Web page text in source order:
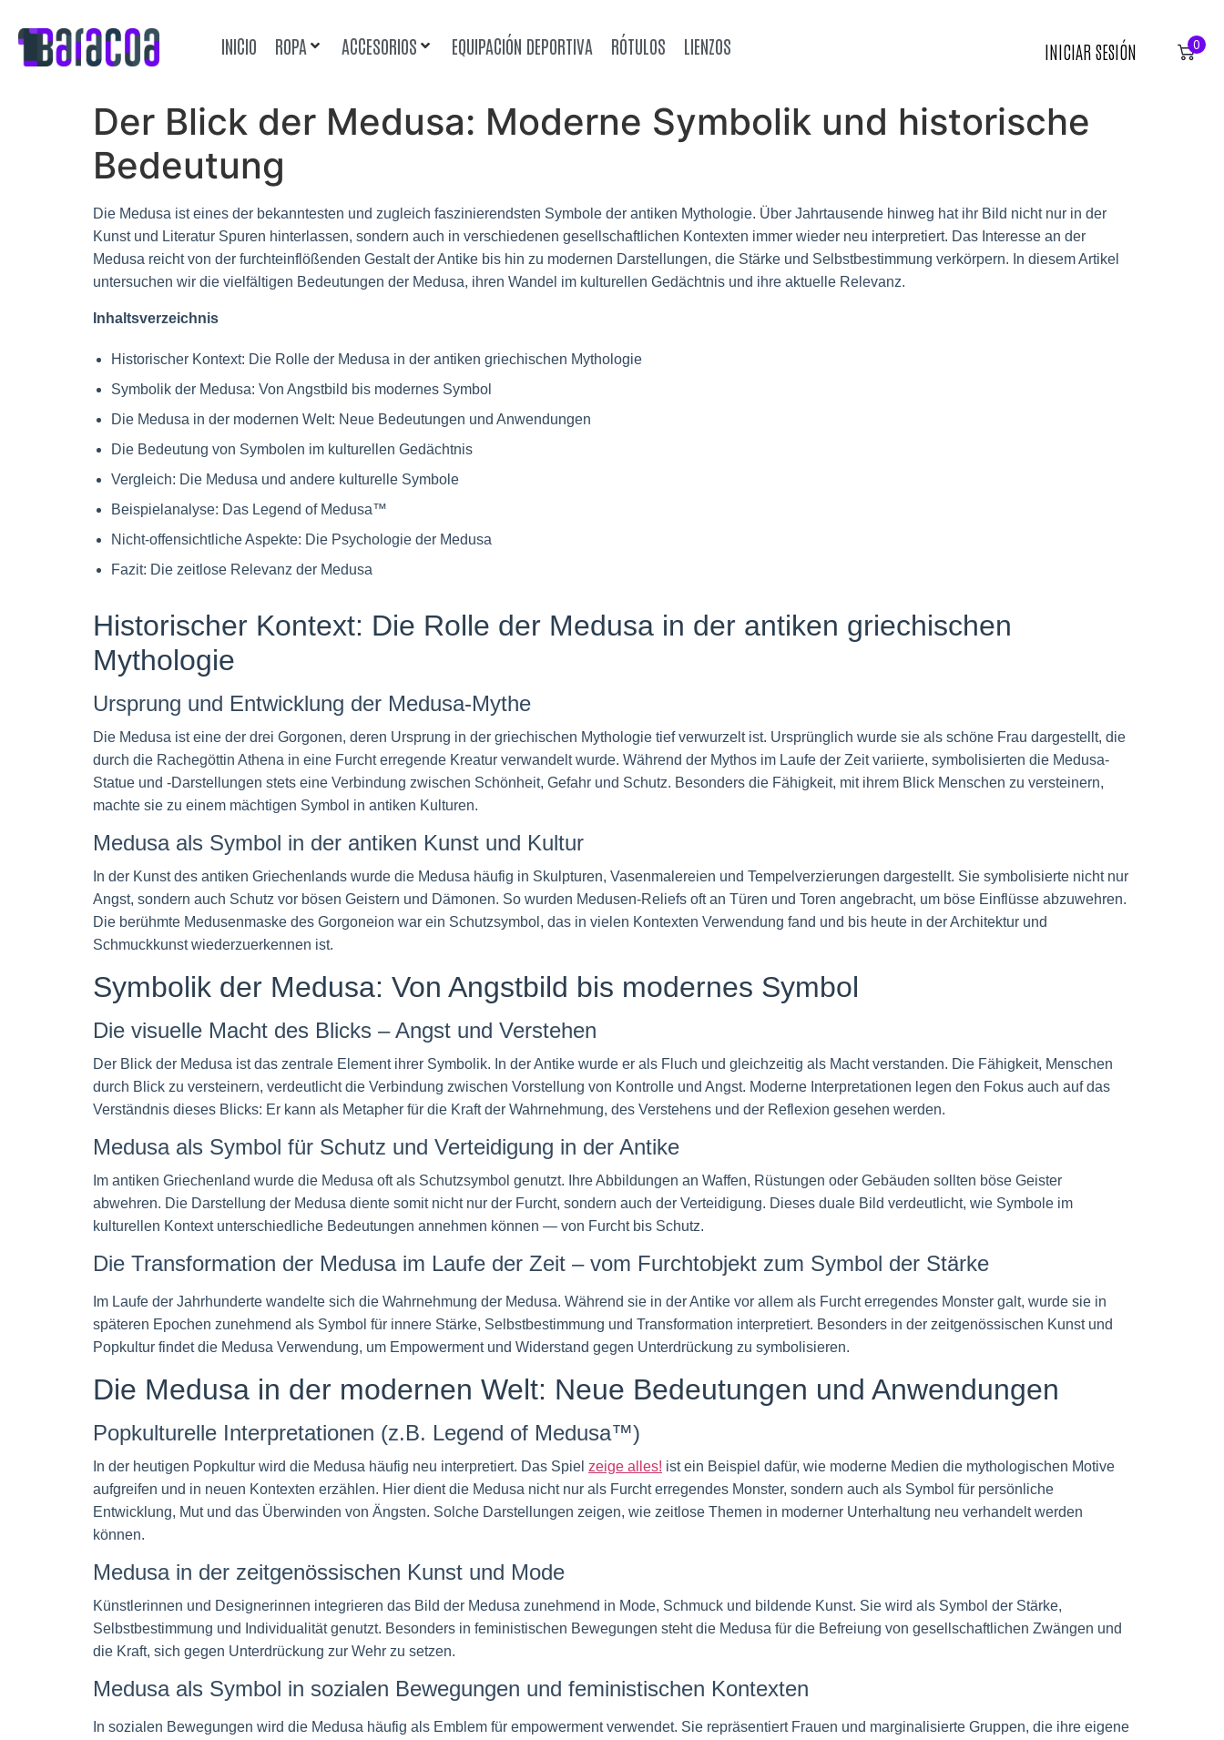
INICIO ROPA ACCESORIOS EQUIPACIÓN DEPORTIVA RÓTULOS LIENZOS INICIAR SESIÓN 0
Der Blick der Medusa: Moderne Symbolik und historische
Bedeutung
Die Medusa ist eines der bekanntesten und zugleich faszinierendsten Symbole der antiken Mythologie. Über Jahrtausende hinweg hat ihr Bild nicht nur in der
Kunst und Literatur Spuren hinterlassen, sondern auch in verschiedenen gesellschaftlichen Kontexten immer wieder neu interpretiert. Das Interesse an der
Medusa reicht von der furchteinflößenden Gestalt der Antike bis hin zu modernen Darstellungen, die Stärke und Selbstbestimmung verkörpern. In diesem Artikel
untersuchen wir die vielfältigen Bedeutungen der Medusa, ihren Wandel im kulturellen Gedächtnis und ihre aktuelle Relevanz.
Inhaltsverzeichnis
Historischer Kontext: Die Rolle der Medusa in der antiken griechischen Mythologie
Symbolik der Medusa: Von Angstbild bis modernes Symbol
Die Medusa in der modernen Welt: Neue Bedeutungen und Anwendungen
Die Bedeutung von Symbolen im kulturellen Gedächtnis
Vergleich: Die Medusa und andere kulturelle Symbole
Beispielanalyse: Das Legend of Medusa™
Nicht-offensichtliche Aspekte: Die Psychologie der Medusa
Fazit: Die zeitlose Relevanz der Medusa
Historischer Kontext: Die Rolle der Medusa in der antiken griechischen
Mythologie
Ursprung und Entwicklung der Medusa-Mythe
Die Medusa ist eine der drei Gorgonen, deren Ursprung in der griechischen Mythologie tief verwurzelt ist. Ursprünglich wurde sie als schöne Frau dargestellt, die
durch die Rachegöttin Athena in eine Furcht erregende Kreatur verwandelt wurde. Während der Mythos im Laufe der Zeit variierte, symbolisierten die Medusa-
Statue und -Darstellungen stets eine Verbindung zwischen Schönheit, Gefahr und Schutz. Besonders die Fähigkeit, mit ihrem Blick Menschen zu versteinern,
machte sie zu einem mächtigen Symbol in antiken Kulturen.
Medusa als Symbol in der antiken Kunst und Kultur
In der Kunst des antiken Griechenlands wurde die Medusa häufig in Skulpturen, Vasenmalereien und Tempelverzierungen dargestellt. Sie symbolisierte nicht nur
Angst, sondern auch Schutz vor bösen Geistern und Dämonen. So wurden Medusen-Reliefs oft an Türen und Toren angebracht, um böse Einflüsse abzuwehren.
Die berühmte Medusenmaske des Gorgoneion war ein Schutzsymbol, das in vielen Kontexten Verwendung fand und bis heute in der Architektur und
Schmuckkunst wiederzuerkennen ist.
Symbolik der Medusa: Von Angstbild bis modernes Symbol
Die visuelle Macht des Blicks – Angst und Verstehen
Der Blick der Medusa ist das zentrale Element ihrer Symbolik. In der Antike wurde er als Fluch und gleichzeitig als Macht verstanden. Die Fähigkeit, Menschen
durch Blick zu versteinern, verdeutlicht die Verbindung zwischen Vorstellung von Kontrolle und Angst. Moderne Interpretationen legen den Fokus auch auf das
Verständnis dieses Blicks: Er kann als Metapher für die Kraft der Wahrnehmung, des Verstehens und der Reflexion gesehen werden.
Medusa als Symbol für Schutz und Verteidigung in der Antike
Im antiken Griechenland wurde die Medusa oft als Schutzsymbol genutzt. Ihre Abbildungen an Waffen, Rüstungen oder Gebäuden sollten böse Geister
abwehren. Die Darstellung der Medusa diente somit nicht nur der Furcht, sondern auch der Verteidigung. Dieses duale Bild verdeutlicht, wie Symbole im
kulturellen Kontext unterschiedliche Bedeutungen annehmen können — von Furcht bis Schutz.
Die Transformation der Medusa im Laufe der Zeit – vom Furchtobjekt zum Symbol der Stärke
Im Laufe der Jahrhunderte wandelte sich die Wahrnehmung der Medusa. Während sie in der Antike vor allem als Furcht erregendes Monster galt, wurde sie in
späteren Epochen zunehmend als Symbol für innere Stärke, Selbstbestimmung und Transformation interpretiert. Besonders in der zeitgenössischen Kunst und
Popkultur findet die Medusa Verwendung, um Empowerment und Widerstand gegen Unterdrückung zu symbolisieren.
Die Medusa in der modernen Welt: Neue Bedeutungen und Anwendungen
Popkulturelle Interpretationen (z.B. Legend of Medusa™)
In der heutigen Popkultur wird die Medusa häufig neu interpretiert. Das Spiel zeige alles! ist ein Beispiel dafür, wie moderne Medien die mythologischen Motive
aufgreifen und in neuen Kontexten erzählen. Hier dient die Medusa nicht nur als Furcht erregendes Monster, sondern auch als Symbol für persönliche
Entwicklung, Mut und das Überwinden von Ängsten. Solche Darstellungen zeigen, wie zeitlose Themen in moderner Unterhaltung neu verhandelt werden
können.
Medusa in der zeitgenössischen Kunst und Mode
Künstlerinnen und Designerinnen integrieren das Bild der Medusa zunehmend in Mode, Schmuck und bildende Kunst. Sie wird als Symbol der Stärke,
Selbstbestimmung und Individualität genutzt. Besonders in feministischen Bewegungen steht die Medusa für die Befreiung von gesellschaftlichen Zwängen und
die Kraft, sich gegen Unterdrückung zur Wehr zu setzen.
Medusa als Symbol in sozialen Bewegungen und feministischen Kontexten
In sozialen Bewegungen wird die Medusa häufig als Emblem für empowerment verwendet. Sie repräsentiert Frauen und marginalisierte Gruppen, die ihre eigene